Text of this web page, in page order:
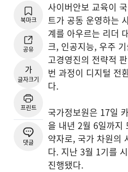
북마크
공유
가
글자크기
프린트
댓글
사이버안보 교육이
트가 공동 운영하는
계를 아우르는 리더
크, 인공지능, 우주
고경영진의 전략적
번 과정이 디지털 전
다.
국가정보원은 17일
을 내년 2월 6일까
약자로, 국가 차원의
다. 지난 3월 1기를
진행됐다.